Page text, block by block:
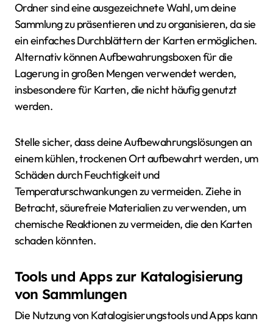
Ordner sind eine ausgezeichnete Wahl, um deine
Sammlung zu präsentieren und zu organisieren, da sie
ein einfaches Durchblättern der Karten ermöglichen.
Alternativ können Aufbewahrungsboxen für die
Lagerung in großen Mengen verwendet werden,
insbesondere für Karten, die nicht häufig genutzt
werden.
Stelle sicher, dass deine Aufbewahrungslösungen an
einem kühlen, trockenen Ort aufbewahrt werden, um
Schäden durch Feuchtigkeit und
Temperaturschwankungen zu vermeiden. Ziehe in
Betracht, säurefreie Materialien zu verwenden, um
chemische Reaktionen zu vermeiden, die den Karten
schaden könnten.
Tools und Apps zur Katalogisierung
von Sammlungen
Die Nutzung von Katalogisierungstools und Apps kann